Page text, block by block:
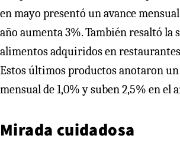
en mayo presentó un avance
año aumenta 3%. También resaltó la
alimentos adquiridos en
Estos últimos productos anotaron
mensual de 1,0% y suben 2,5% en el
Mirada cuidadosa